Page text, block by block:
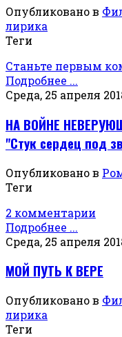
Опубликовано в
лирика
Теги
Станьте первым
Подробнее ...
Среда, 25 апреля
НА ВОЙНЕ
"Стук сердец под
Опубликовано в
Теги
2 комментарии
Подробнее ...
Среда, 25 апреля
МОЙ ПУТЬ К ВЕРЕ
Опубликовано в
лирика
Теги